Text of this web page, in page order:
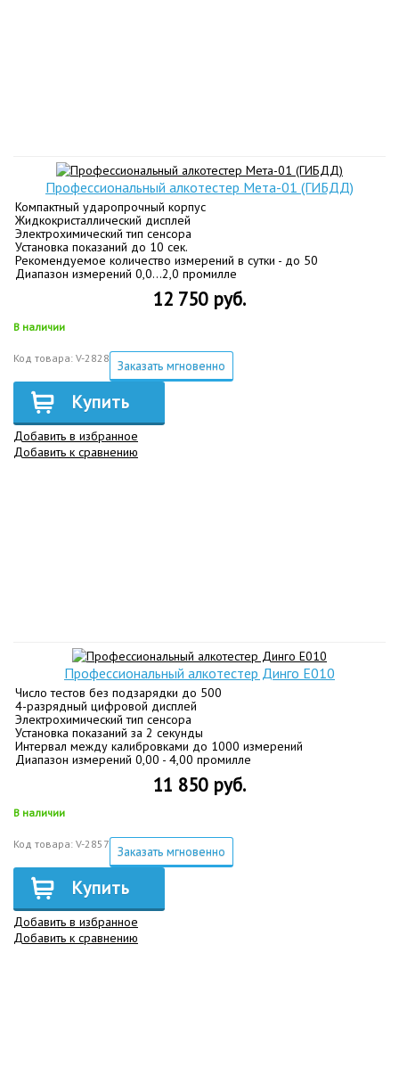
Профессиональный алкотестер Мета-01 (ГИБДД)
Компактный ударопрочный корпус
Жидкокристаллический дисплей
Электрохимический тип сенсора
Установка показаний до 10 сек.
Рекомендуемое количество измерений в сутки - до 50
Диапазон измерений 0,0...2,0 промилле
12 750 руб.
В наличии
Код товара: V-2828 Заказать мгновенно
Купить
Добавить в избранное
Добавить к сравнению
Профессиональный алкотестер Динго Е010
Число тестов без подзарядки до 500
4-разрядный цифровой дисплей
Электрохимический тип сенсора
Установка показаний за 2 секунды
Интервал между калибровками до 1000 измерений
Диапазон измерений 0,00 - 4,00 промилле
11 850 руб.
В наличии
Код товара: V-2857 Заказать мгновенно
Купить
Добавить в избранное
Добавить к сравнению